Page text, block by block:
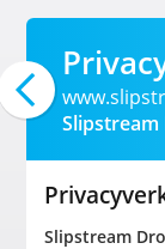
Slipstream
Slipstream